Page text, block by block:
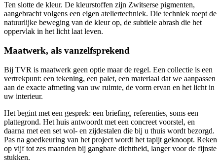
Ten slotte de kleur. De kleurstoffen zijn Zwitserse pigmenten,
aangebracht volgens een eigen ateliertechniek. Die techniek roept de
natuurlijke beweging van de kleur op, de subtiele abrash die het
oppervlak in het licht laat leven.
Maatwerk, als vanzelfsprekend
Bij TVR is maatwerk geen optie maar de regel. Een collectie is een
vertrekpunt: een tekening, een palet, een materiaal dat we aanpassen
aan de exacte afmeting van uw ruimte, de vorm ervan en het licht in
uw interieur.
Het begint met een gesprek: een briefing, referenties, soms een
plattegrond. Het huis antwoordt met een concreet voorstel, en
daarna met een set wol- en zijdestalen die bij u thuis wordt bezorgd.
Pas na goedkeuring van het project wordt het tapijt geknoopt. Reken
op vijf tot zes maanden bij gangbare dichtheid, langer voor de fijnste
stukken.